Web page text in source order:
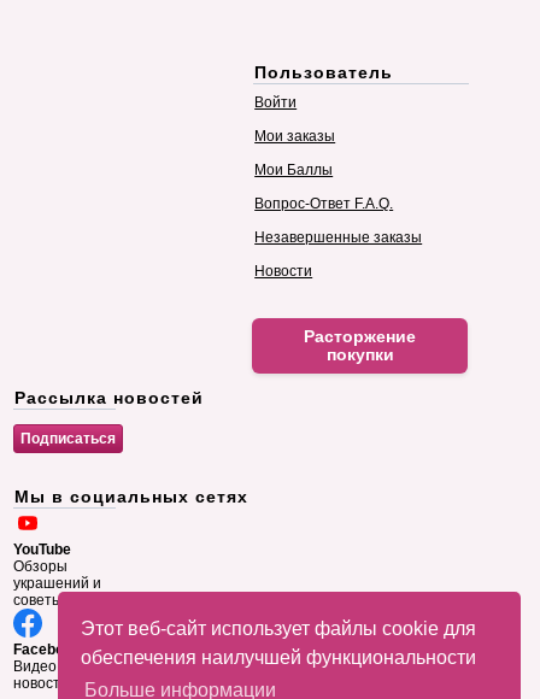
Этот веб-сайт использует файлы cookie для
обеспечения наилучшей функциональности
Больше информации
Пользователь
Войти
Мои заказы
Мои Баллы
Вопрос-Ответ F.A.Q.
Незавершенные заказы
Новости
Расторжение
покупки
Рассылка новостей
Мы в социальных сетях
YouTube
Обзоры
украшений и
советы
Facebook
Видео и
новости